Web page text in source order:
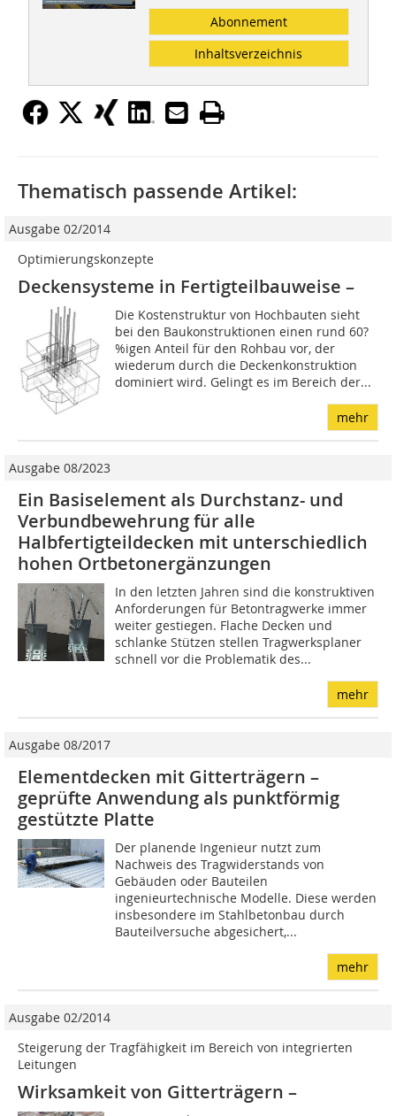
Abonnement
Inhaltsverzeichnis
Thematisch passende Artikel:
Ausgabe 02/2014
Optimierungskonzepte
Deckensysteme in Fertigteilbauweise –
Die Kostenstruktur von Hochbauten sieht
bei den Baukonstruktionen einen rund 60?
%igen Anteil für den Rohbau vor, der
wiederum durch die Deckenkonstruktion
dominiert wird. Gelingt es im Bereich der...
mehr
Ausgabe 08/2023
Ein Basiselement als Durchstanz- und
Verbundbewehrung für alle
Halbfertigteildecken mit unterschiedlich
hohen Ortbetonergänzungen
In den letzten Jahren sind die konstruktiven
Anforderungen für Betontragwerke immer
weiter gestiegen. Flache Decken und
schlanke Stützen stellen Tragwerksplaner
schnell vor die Problematik des...
mehr
Ausgabe 08/2017
Elementdecken mit Gitterträgern –
geprüfte Anwendung als punktförmig
gestützte Platte
Der planende Ingenieur nutzt zum
Nachweis des Tragwiderstands von
Gebäuden oder Bauteilen
ingenieurtechnische Modelle. Diese werden
insbesondere im Stahlbetonbau durch
Bauteilversuche abgesichert,...
mehr
Ausgabe 02/2014
Steigerung der Tragfähigkeit im Bereich von integrierten
Leitungen
Wirksamkeit von Gitterträgern –